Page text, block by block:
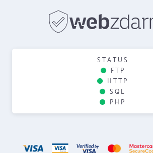
STATUS
FTP
HTTP
SQL
PHP